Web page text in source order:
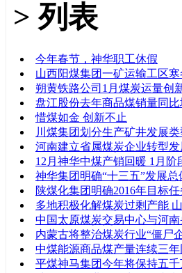
> 列表
今年春节，神华职工休假
山西阳煤集团一矿运输工区
朔黄铁路公司1月煤炭运量创
盘江股份去年商品煤销量同比
惜煤如金 创新不止
川煤集团划分生产矿井发展
河南建立省属煤炭企业转型发
12月神华中煤产销回暖 1月阶
神华集团明确“十三五”发展总
陕煤化集团明确2016年目标任
多地积极化解煤炭过剩产能
中国太原煤炭交易中心与河
内蒙古将整治煤炭行业“僵尸
中煤能源商品煤产量连续三
平煤神马集团今年将保持五